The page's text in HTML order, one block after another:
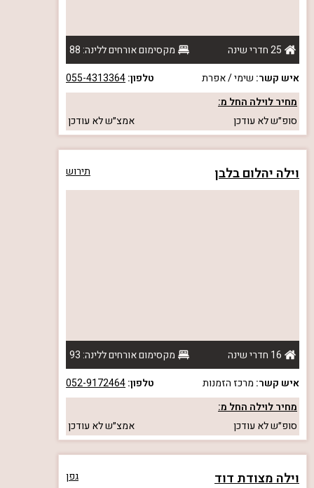
25 חדרי שינה
מקסימום אורחים ללינה: 88
איש קשר: שימי / אפרת טלפון:055-4313364
מחיר לוילה החל מ:
סופ״שלא עודכן אמצ״שלא עודכן
וילה יהלום בלבן תירוש
16 חדרי שינה
מקסימום אורחים ללינה: 93
איש קשר: מרכז הזמנות טלפון:052-9172464
מחיר לוילה החל מ:
סופ״שלא עודכן אמצ״שלא עודכן
וילה מצודת דוד גפן